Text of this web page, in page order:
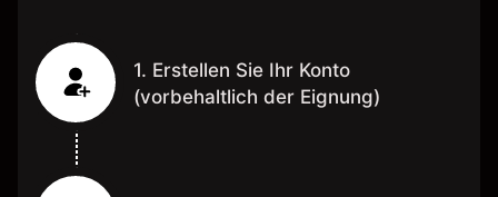
1. Erstellen Sie Ihr Konto
(vorbehaltlich der Eignung)